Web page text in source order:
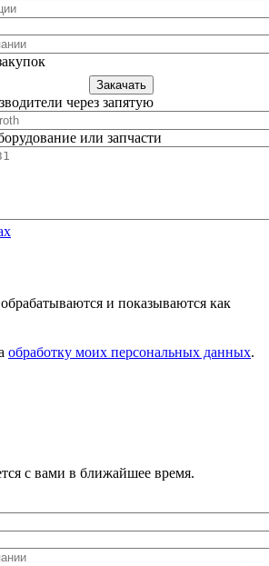
Закачать
через запятую
или запчасти
и показываются как
обработку моих персональных данных.
с вами в ближайшее время.